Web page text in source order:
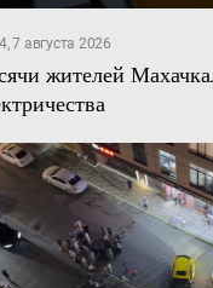
7 августа 2026
жителей